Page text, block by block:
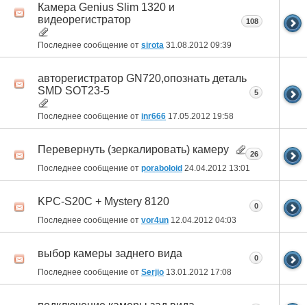
Камера Genius Slim 1320 и
видеорегистратор
Последнее сообщение от sirota 31.08.2012 09:39
108
авторегистратор GN720,опознать деталь
SMD SOT23-5
Последнее сообщение от inr666 17.05.2012 19:58
5
Перевернуть (зеркалировать) камеру
Последнее сообщение от poraboloid 24.04.2012 13:01
26
KPC-S20C + Mystery 8120
Последнее сообщение от vor4un 12.04.2012 04:03
0
выбор камеры заднего вида
Последнее сообщение от Serjio 13.01.2012 17:08
0